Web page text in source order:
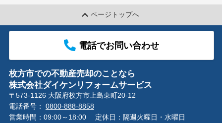
ページトップへ
電話でお問い合わせ
枚方市での不動産売却のことなら
株式会社ダイケンリフォームサービス
〒573-1126 大阪府枚方市上島東町20-12
電話番号： 0800-888-8858
営業時間：09:00～18:00
定休日：隔週火曜日・水曜日